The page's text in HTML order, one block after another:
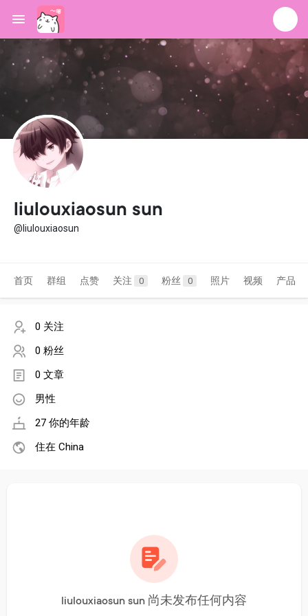
liulouxiaosun sun
@liulouxiaosun
首页 群组 点赞 关注 0 粉丝 0 照片 视频 产品
0 关注
0 粉丝
0 文章
男性
27 你的年龄
住在 China
liulouxiaosun sun 尚未发布任何内容